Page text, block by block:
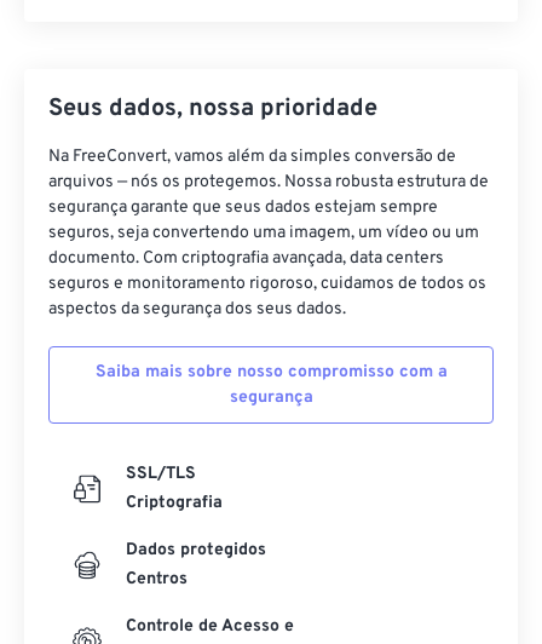
Seus dados, nossa prioridade
Na FreeConvert, vamos além da simples conversão de
arquivos — nós os protegemos. Nossa robusta estrutura de
segurança garante que seus dados estejam sempre
seguros, seja convertendo uma imagem, um vídeo ou um
documento. Com criptografia avançada, data centers
seguros e monitoramento rigoroso, cuidamos de todos os
aspectos da segurança dos seus dados.
Saiba mais sobre nosso compromisso com a
segurança
SSL/TLS
Criptografia
Dados protegidos
Centros
Controle de Acesso e